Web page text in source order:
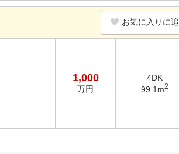
お気に入りに
1,000
万円
4DK
99.1m2